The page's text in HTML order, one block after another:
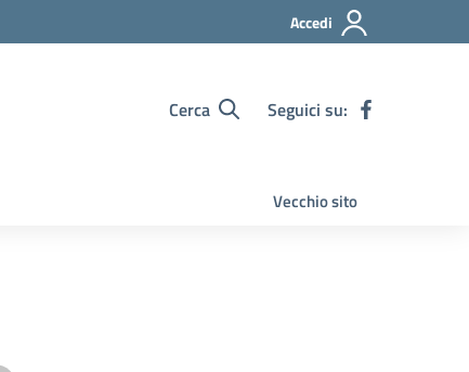
Accedi
Cerca Seguici su:
Vecchio sito